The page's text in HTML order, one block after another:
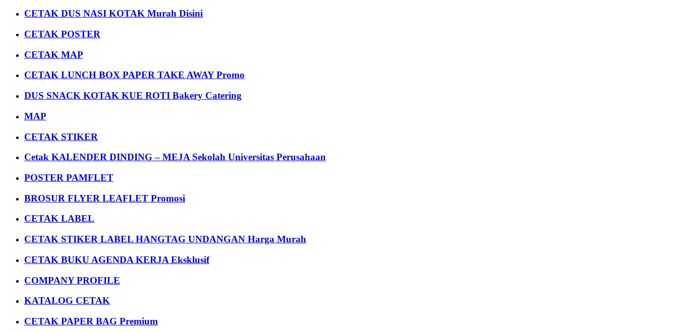
CETAK DUS NASI KOTAK Murah Disini
CETAK POSTER
CETAK MAP
CETAK LUNCH BOX PAPER TAKE AWAY Promo
DUS SNACK KOTAK KUE ROTI Bakery Catering
MAP
CETAK STIKER
Cetak KALENDER DINDING – MEJA Sekolah Universitas Perusahaan
POSTER PAMFLET
BROSUR FLYER LEAFLET Promosi
CETAK LABEL
CETAK STIKER LABEL HANGTAG UNDANGAN Harga Murah
CETAK BUKU AGENDA KERJA Eksklusif
COMPANY PROFILE
KATALOG CETAK
CETAK PAPER BAG Premium